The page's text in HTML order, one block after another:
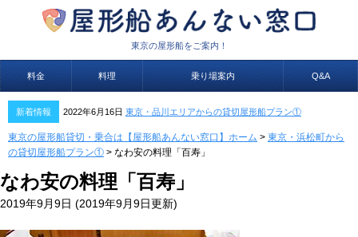
東京の屋形船をご案内！
料金 料理 乗り場案内 Q&A
新着情報 2022年6月16日 東京・品川エリアからの貸切屋形船プラン①
東京の屋形船貸切・乗合は【屋形船あんない窓口】ホーム > 東京・浜松町から
の貸切屋形船プラン① > なわ安の料理「百寿」
なわ安の料理「百寿」
2019年9月9日 (2019年9月9日更新)